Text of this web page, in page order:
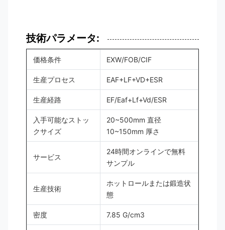
技術パラメータ:
価格条件 EXW/FOB/CIF
生産プロセス EAF+LF+VD+ESR
生産経路 EF/Eaf+Lf+Vd/ESR
入手可能なストッ
クサイズ
20~500mm 直径
10~150mm 厚さ
サービス
24時間オンラインで無料
サンプル
生産技術
ホットロールまたは鍛造状
態
密度 7.85 G/cm3